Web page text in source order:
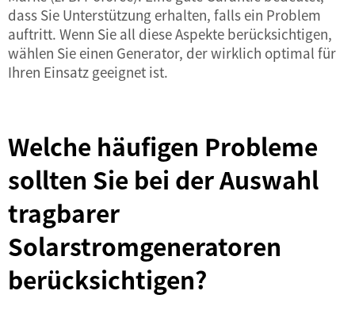
dass Sie Unterstützung erhalten, falls ein Problem
auftritt. Wenn Sie all diese Aspekte berücksichtigen,
wählen Sie einen Generator, der wirklich optimal für
Ihren Einsatz geeignet ist.
Welche häufigen Probleme
sollten Sie bei der Auswahl
tragbarer
Solarstromgeneratoren
berücksichtigen?